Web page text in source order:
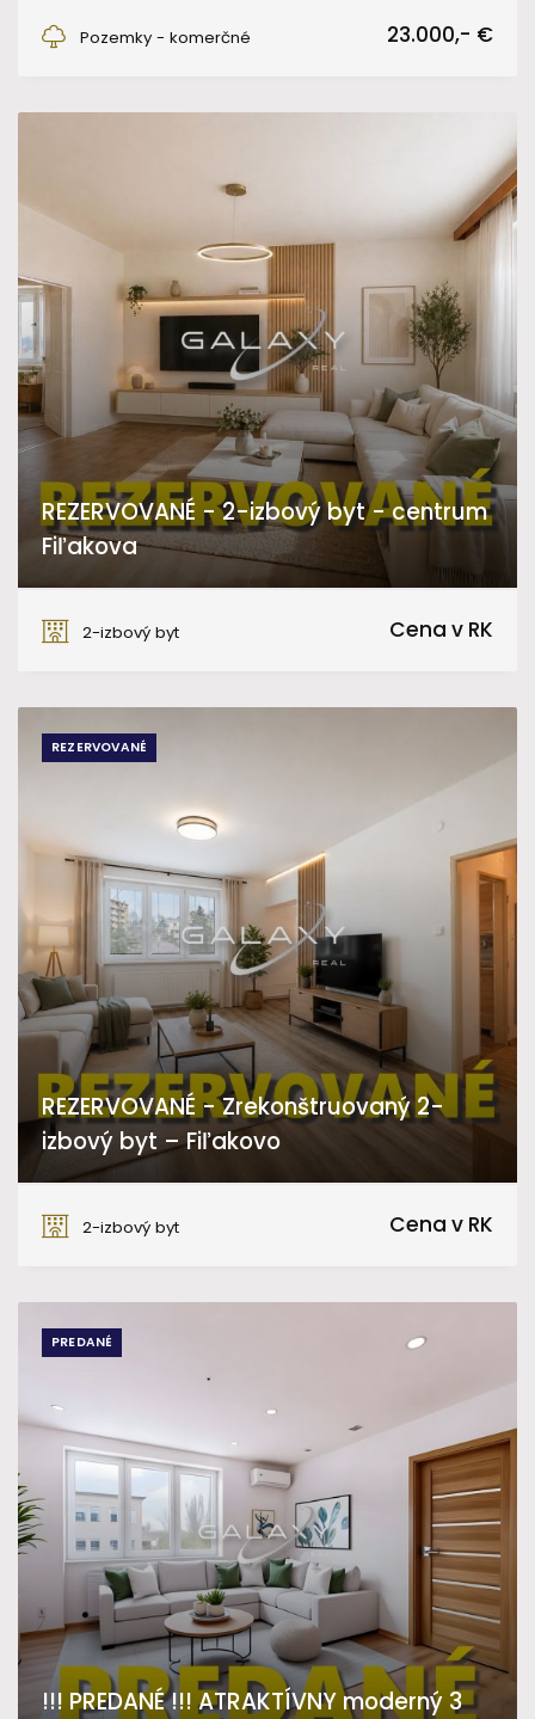
Pozemky - komerčné
23.000,- €
REZERVOVANÉ - 2-izbový byt - centrum
Fiľakova
2-izbový byt
Cena v RK
REZERVOVANÉ
REZERVOVANÉ - Zrekonštruovaný 2-
izbový byt – Fiľakovo
2-izbový byt
Cena v RK
PREDANÉ
!!! PREDANÉ !!! ATRAKTÍVNY moderný 3